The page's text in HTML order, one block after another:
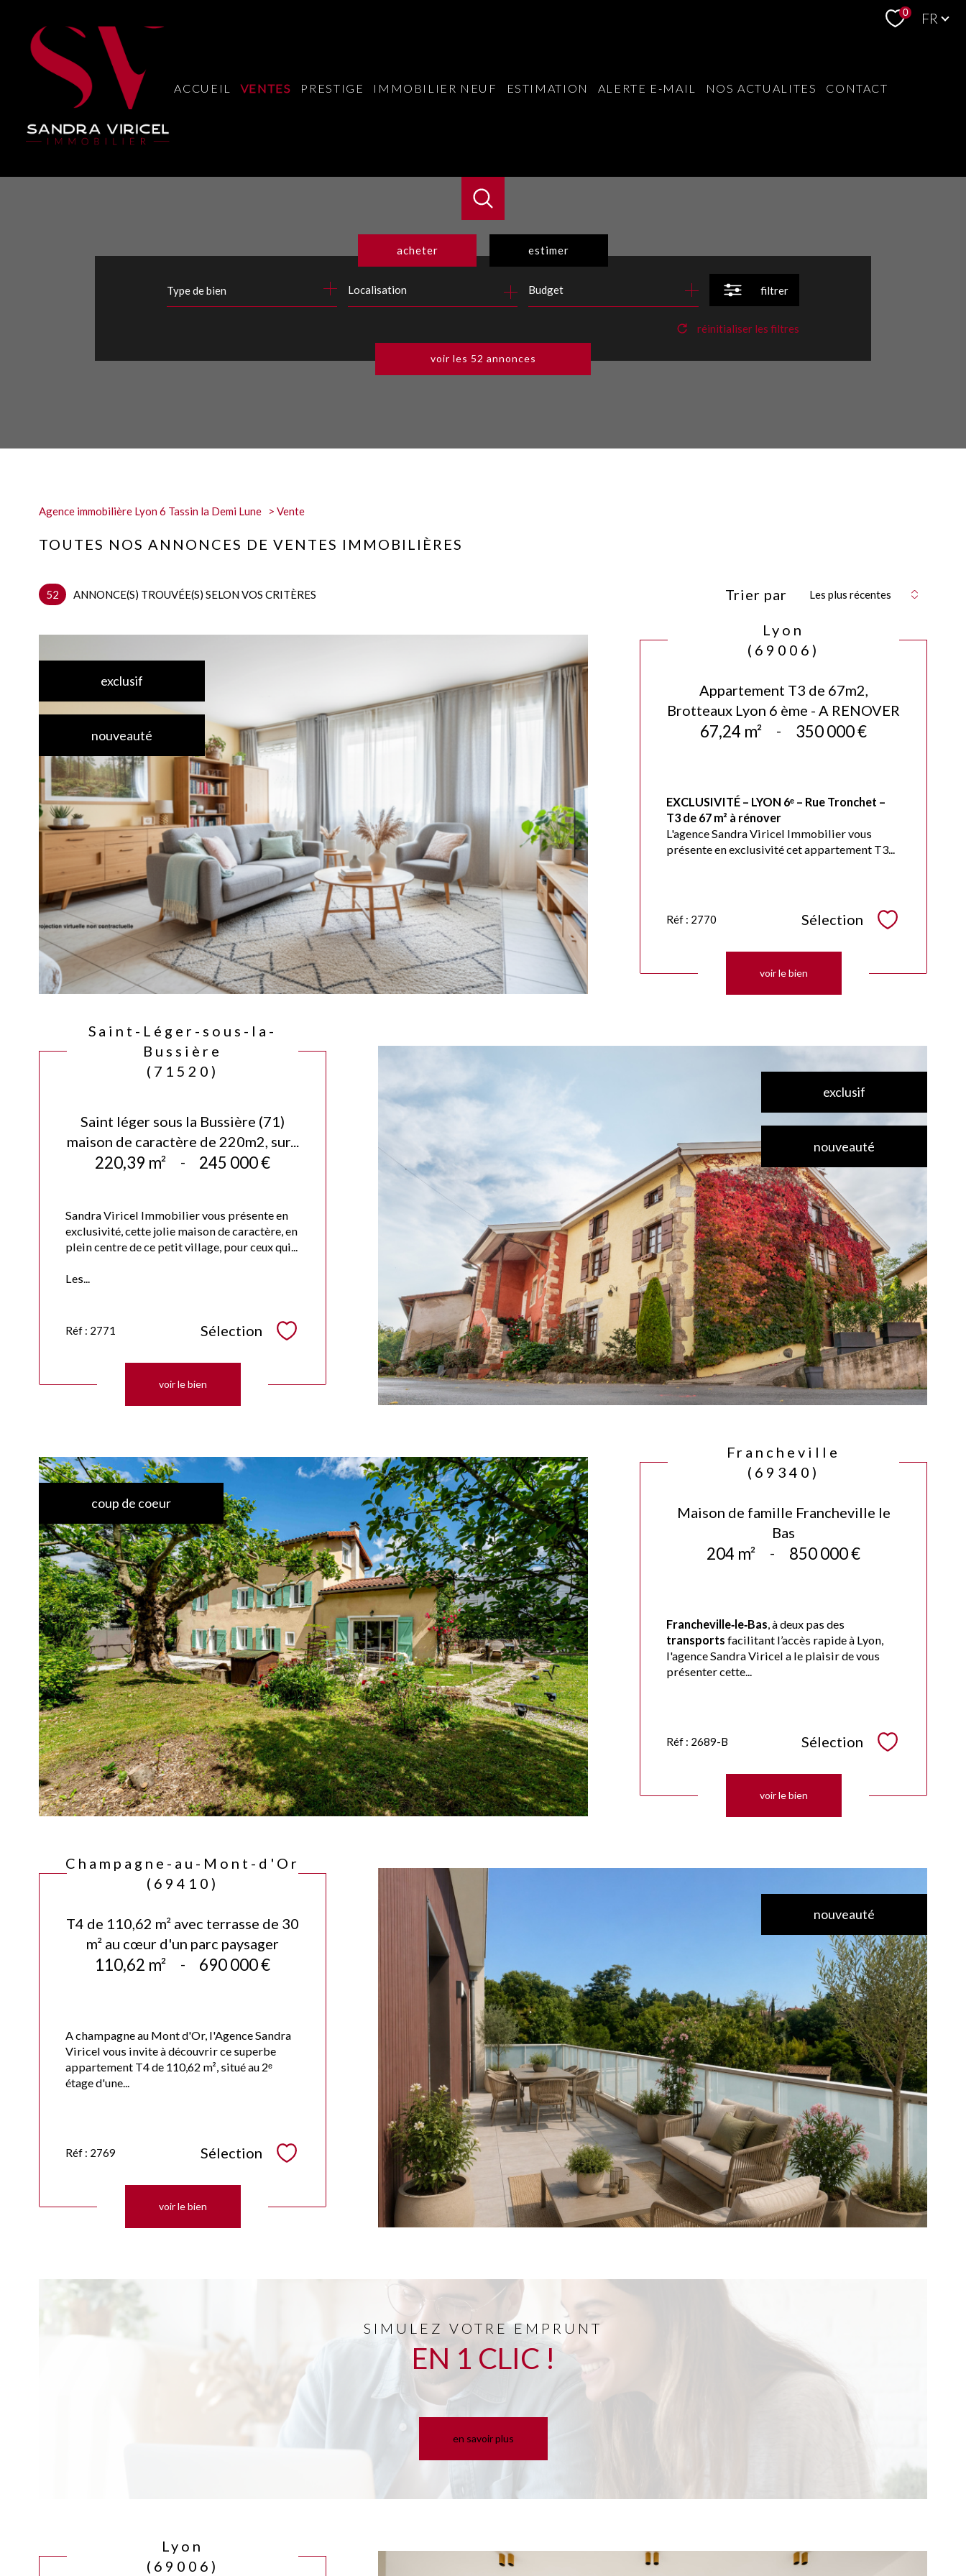
0 FR
ACCUEIL VENTES PRESTIGE IMMOBILIER NEUF ESTIMATION ALERTE E-MAIL NOS ACTUALITES CONTACT
acheter
de l'ancien
estimer
Type de bien Budget filtrer
voir les 52 annonces
réinitialiser les filtres
Agence immobilière Lyon 6 Tassin la Demi Lune Vente
TOUTES NOS ANNONCES DE VENTES IMMOBILIÈRES
52 ANNONCE(S) TROUVÉE(S) SELON VOS CRITÈRES Trier par Les plus récentes
exclusif
nouveauté
Lyon
(69006)
Appartement T3 de 67m2,
Brotteaux Lyon 6 ème - A RENOVER
67,24 m² - 350 000 €
EXCLUSIVITÉ – LYON 6ᵉ – Rue Tronchet –
T3 de 67 m² à rénover
L'agence Sandra Viricel Immobilier vous
présente en exclusivité cet appartement T3...
Réf : 2770 Sélection Sélectionner
voir le bien
exclusif
nouveauté
Saint-Léger-sous-la-
Bussière
(71520)
Saint léger sous la Bussière (71)
maison de caractère de 220m2, sur...
220,39 m² - 245 000 €
Sandra Viricel Immobilier vous présente en
exclusivité, cette jolie maison de caractère, en
plein centre de ce petit village, pour ceux qui...
Les...
Réf : 2771 Sélection Sélectionner
voir le bien
coup de coeur
Francheville
(69340)
Maison de famille Francheville le
Bas
204 m² - 850 000 €
Francheville‑le‑Bas, à deux pas des
transports facilitant l’accès rapide à Lyon,
l'agence Sandra Viricel a le plaisir de vous
présenter cette...
Réf : 2689-B Sélection Sélectionner
voir le bien
nouveauté
Champagne-au-Mont-d'Or
(69410)
T4 de 110,62 m² avec terrasse de 30
m² au cœur d'un parc paysager
110,62 m² - 690 000 €
A champagne au Mont d'Or, l'Agence Sandra
Viricel vous invite à découvrir ce superbe
appartement T4 de 110,62 m², situé au 2ᵉ
étage d'une...
Réf : 2769 Sélection Sélectionner
voir le bien
SIMULEZ VOTRE EMPRUNT
EN 1 CLIC !
en savoir plus
Lyon
(69006)